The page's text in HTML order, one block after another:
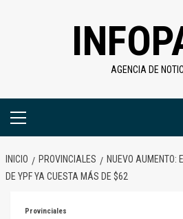
AGENCIA DE
Menú
INICIO PROVINCIALES
NUEVO AUMENTO:
DE YPF YA CUESTA MÁS DE $62
Provinciales